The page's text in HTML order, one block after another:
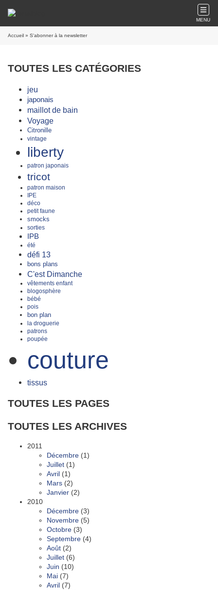
MENU
Accueil » S'abonner à la newsletter
TOUTES LES CATÉGORIES
jeu
japonais
maillot de bain
Voyage
Citronille
vintage
liberty
patron japonais
tricot
patron maison
IPE
déco
petit faune
smocks
sorties
IPB
été
défi 13
bons plans
C'est Dimanche
vêtements enfant
blogosphère
bébé
pois
bon plan
la droguerie
patrons
poupée
couture
tissus
TOUTES LES PAGES
TOUTES LES ARCHIVES
2011
Décembre (1)
Juillet (1)
Avril (1)
Mars (2)
Janvier (2)
2010
Décembre (3)
Novembre (5)
Octobre (3)
Septembre (4)
Août (2)
Juillet (6)
Juin (10)
Mai (7)
Avril (7)